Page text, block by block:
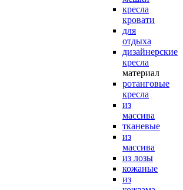
кресла
кровати
для
отдыха
дизайнерские
кресла
материал
ротанговые
кресла
из
массива
тканевые
из
массива
из лозы
кожаные
из